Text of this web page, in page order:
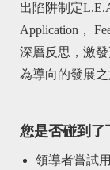
出陷阱制定
Application，
深層反思，激
為導向的發展之
您是否碰到了
領導者嘗試